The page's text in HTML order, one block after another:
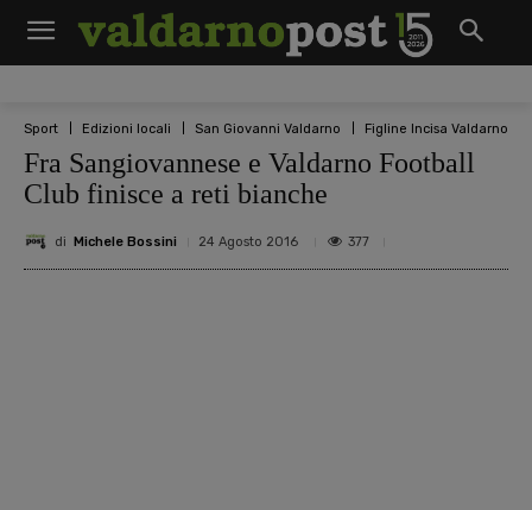
Sport Edizioni locali San Giovanni Valdarno Figline Incisa Valdarno
Fra Sangiovannese e Valdarno Football
Club finisce a reti bianche
di Michele Bossini 24 Agosto 2016 377